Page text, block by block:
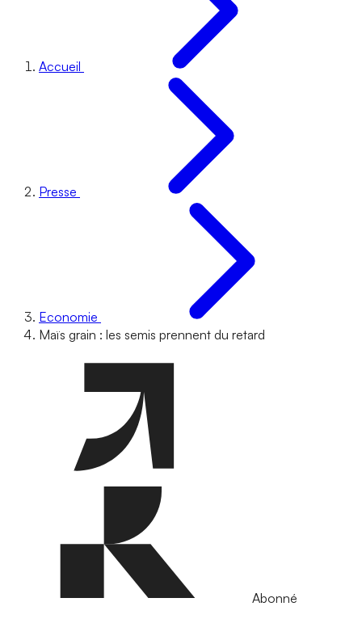
Accueil
Presse
Economie
Maïs grain : les semis prennent du retard
Abonné